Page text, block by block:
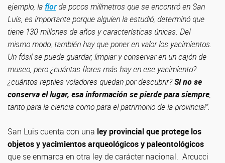
ejemplo, la florde pocos milímetros que se encontró en San
Luis, es importante porque alguien la estudió, determinó que
tiene 130 millones de años y características únicas. Del
mismo modo, también hay que poner en valor los yacimientos.
Un fósil se puede guardar, limpiar y conservar en un cajón de
museo, pero ¿cuántas flores más hay en ese yacimiento?
¿cuántos reptiles voladores quedan por descubrir?Si no se
conserva el lugar, esa información se pierde para siempre,
tanto para la ciencia como para el patrimonio de la provincia!”.
San Luis cuenta con una ley provincial que protege los
objetos y yacimientos arqueológicos y paleontológicos
que se enmarca en otra ley de carácter nacional. Arcucci